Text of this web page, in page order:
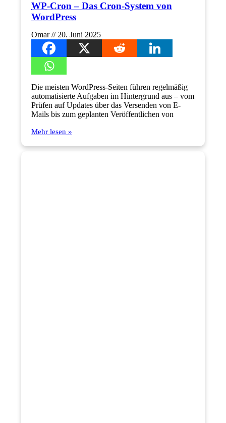
WP-Cron – Das Cron-System von
WordPress
Omar 20. Juni 2025
Die meisten WordPress-Seiten führen regelmäßig
automatisierte Aufgaben im Hintergrund aus – vom
Prüfen auf Updates über das Versenden von E-
Mails bis zum geplanten Veröffentlichen von
Mehr lesen »